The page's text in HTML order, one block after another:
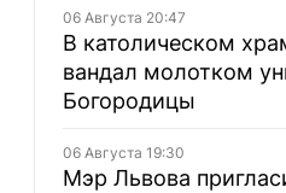
06 Августа 20:47
В католическом
вандал молотком
Богородицы
06 Августа 19:30
Мэр Львова